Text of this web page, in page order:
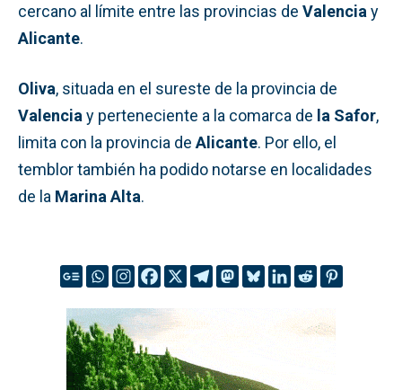
cercano al límite entre las provincias de Valencia y
Alicante.
Oliva, situada en el sureste de la provincia de
Valencia y perteneciente a la comarca de la Safor,
limita con la provincia de Alicante. Por ello, el
temblor también ha podido notarse en localidades
de la Marina Alta.